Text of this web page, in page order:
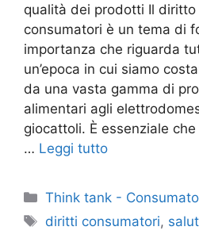
qualità dei prodotti Il
consumatori è un tema di
importanza che riguarda
un’epoca in cui siamo
da una vasta gamma di
alimentari agli
giocattoli. È essenziale
… Leggi tutto
Categorie
Think tank -
Tag
diritti consumatori,